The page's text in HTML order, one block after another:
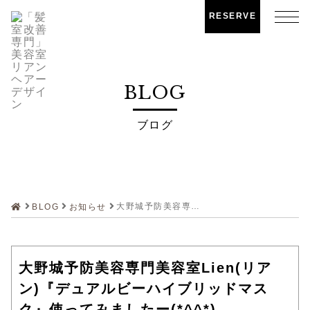
RESERVE
BLOG
ブログ
BLOG お知らせ 大野城予防美容専門美容室Lien(リアン)『デュアルビーハイブリッドマスク』使ってみましたー(*^^*)
大野城予防美容専門美容室Lien(リア
ン)『デュアルビーハイブリッドマス